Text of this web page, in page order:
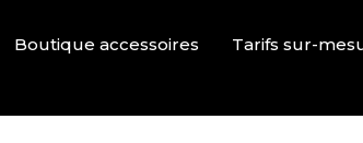
Boutique accessoires
Tarifs sur-